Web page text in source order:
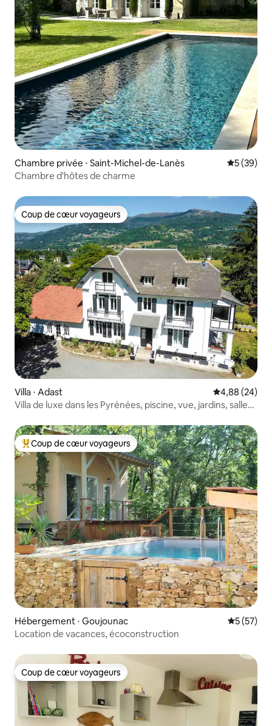
Chambre privée ⋅ Saint-Michel-de-Lanès
5 (39)
Chambre d'hôtes de charme
Coup de cœur voyageurs
Coup de cœur voyageurs
Villa ⋅ Adast Évaluation
4,88 (24)
Villa de luxe dans les Pyrénées, piscine, vue, jardins, salle
Coups de cœur voyageurs les plus appréciés
Coup de cœur voyageurs
Hébergement ⋅ Goujounac
5 (57)
Location de vacances, écoconstruction
Coup de cœur voyageurs
Coup de cœur voyageurs